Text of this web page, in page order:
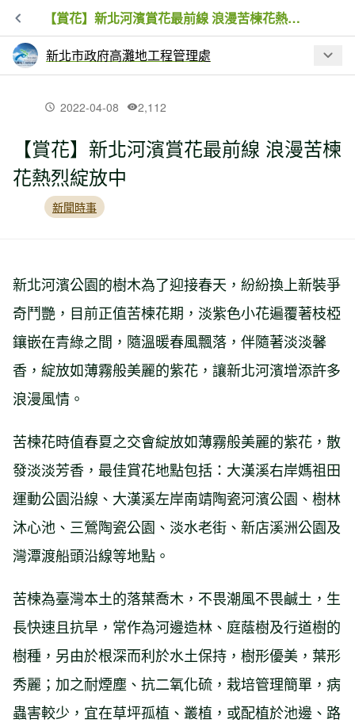
【賞花】新北河濱賞花最前線 浪漫苦楝花熱烈綻放中
新北市政府高灘地工程管理處
最新文章
【新聞】「這樣子，熊猴森」照片徵件
結果出爐 千人投票共襄盛舉
2022-04-08 2,112
【賞花】新北河濱賞花最前線 浪漫苦楝
花熱烈綻放中
新聞時事
新北河濱公園的樹木為了迎接春天，紛紛換上新裝爭
奇鬥艷，目前正值苦楝花期，淡紫色小花遍覆著枝椏
鑲嵌在青綠之間，隨溫暖春風飄落，伴隨著淡淡馨
香，綻放如薄霧般美麗的紫花，讓新北河濱增添許多
浪漫風情。
苦楝花時值春夏之交會綻放如薄霧般美麗的紫花，散
發淡淡芳香，最佳賞花地點包括：大漢溪右岸媽祖田
運動公園沿線、大漢溪左岸南靖陶瓷河濱公園、樹林
沐心池、三鶯陶瓷公園、淡水老街、新店溪洲公園及
灣潭渡船頭沿線等地點。
苦楝為臺灣本土的落葉喬木，不畏潮風不畏鹹土，生
長快速且抗旱，常作為河邊造林、庭蔭樹及行道樹的
樹種，另由於根深而利於水土保持，樹形優美，葉形
秀麗；加之耐煙塵、抗二氧化硫，栽培管理簡單，病
蟲害較少，宜在草坪孤植、叢植，或配植於池邊、路